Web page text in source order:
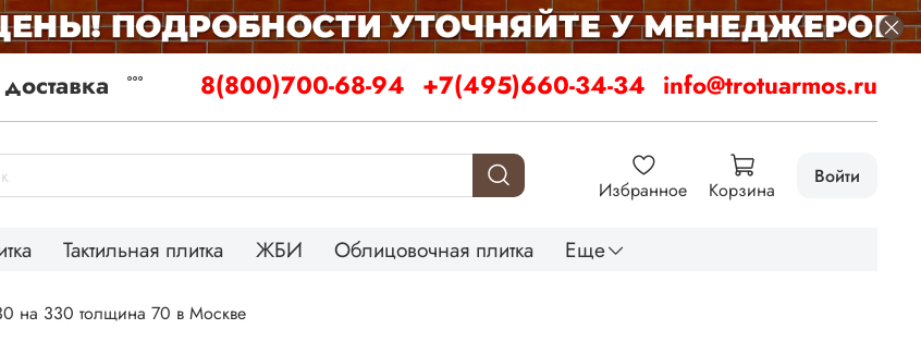
8(800)700-68-94 +7(495)660-34-34 info@trotuarmos.ru
Избранное Корзина
Войти
Тактильная плитка ЖБИ Облицовочная плитка Еще
на 330 толщина 70 в Москве